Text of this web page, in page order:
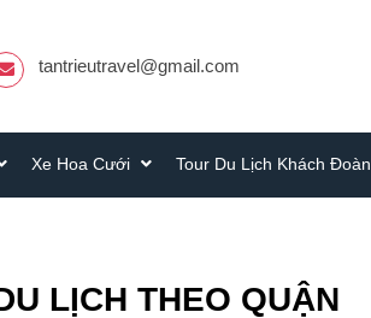
tantrieutravel@gmail.com
Xe Hoa Cưới Tour Du Lịch Khách Đoàn
LỊCH THEO QUẬN